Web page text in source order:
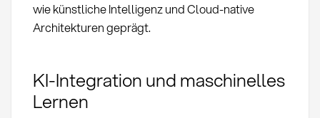
wie künstliche Intelligenz und Cloud-native
Architekturen geprägt.
KI-Integration und maschinelles
Lernen